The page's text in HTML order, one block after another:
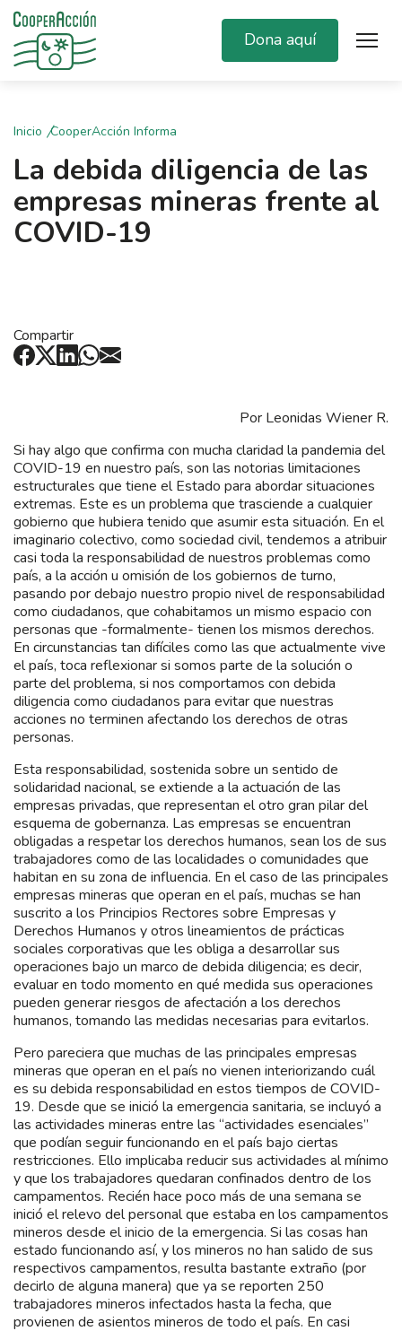
Dona aquí
Inicio CooperAcción Informa
La debida diligencia de las
empresas mineras frente al
COVID-19
Compartir
Por Leonidas Wiener R.
Si hay algo que confirma con mucha claridad la pandemia del
COVID-19 en nuestro país, son las notorias limitaciones
estructurales que tiene el Estado para abordar situaciones
extremas. Este es un problema que trasciende a cualquier
gobierno que hubiera tenido que asumir esta situación. En el
imaginario colectivo, como sociedad civil, tendemos a atribuir
casi toda la responsabilidad de nuestros problemas como
país, a la acción u omisión de los gobiernos de turno,
pasando por debajo nuestro propio nivel de responsabilidad
como ciudadanos, que cohabitamos un mismo espacio con
personas que -formalmente- tienen los mismos derechos.
En circunstancias tan difíciles como las que actualmente vive
el país, toca reflexionar si somos parte de la solución o
parte del problema, si nos comportamos con debida
diligencia como ciudadanos para evitar que nuestras
acciones no terminen afectando los derechos de otras
personas.
Esta responsabilidad, sostenida sobre un sentido de
solidaridad nacional, se extiende a la actuación de las
empresas privadas, que representan el otro gran pilar del
esquema de gobernanza. Las empresas se encuentran
obligadas a respetar los derechos humanos, sean los de sus
trabajadores como de las localidades o comunidades que
habitan en su zona de influencia. En el caso de las principales
empresas mineras que operan en el país, muchas se han
suscrito a los Principios Rectores sobre Empresas y
Derechos Humanos y otros lineamientos de prácticas
sociales corporativas que les obliga a desarrollar sus
operaciones bajo un marco de debida diligencia; es decir,
evaluar en todo momento en qué medida sus operaciones
pueden generar riesgos de afectación a los derechos
humanos, tomando las medidas necesarias para evitarlos.
Pero pareciera que muchas de las principales empresas
mineras que operan en el país no vienen interiorizando cuál
es su debida responsabilidad en estos tiempos de COVID-
19. Desde que se inició la emergencia sanitaria, se incluyó a
las actividades mineras entre las “actividades esenciales”
que podían seguir funcionando en el país bajo ciertas
restricciones. Ello implicaba reducir sus actividades al mínimo
y que los trabajadores quedaran confinados dentro de los
campamentos. Recién hace poco más de una semana se
inició el relevo del personal que estaba en los campamentos
mineros desde el inicio de la emergencia. Si las cosas han
estado funcionando así, y los mineros no han salido de sus
respectivos campamentos, resulta bastante extraño (por
decirlo de alguna manera) que ya se reporten 250
trabajadores mineros infectados hasta la fecha, que
provienen de asientos mineros de todo el país. En casi